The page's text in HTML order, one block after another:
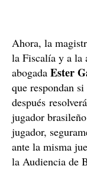
Ahora, la
la Fiscalía y a la
abogada Ester
que respondan
después
jugador
jugador,
ante la misma
la Audiencia de